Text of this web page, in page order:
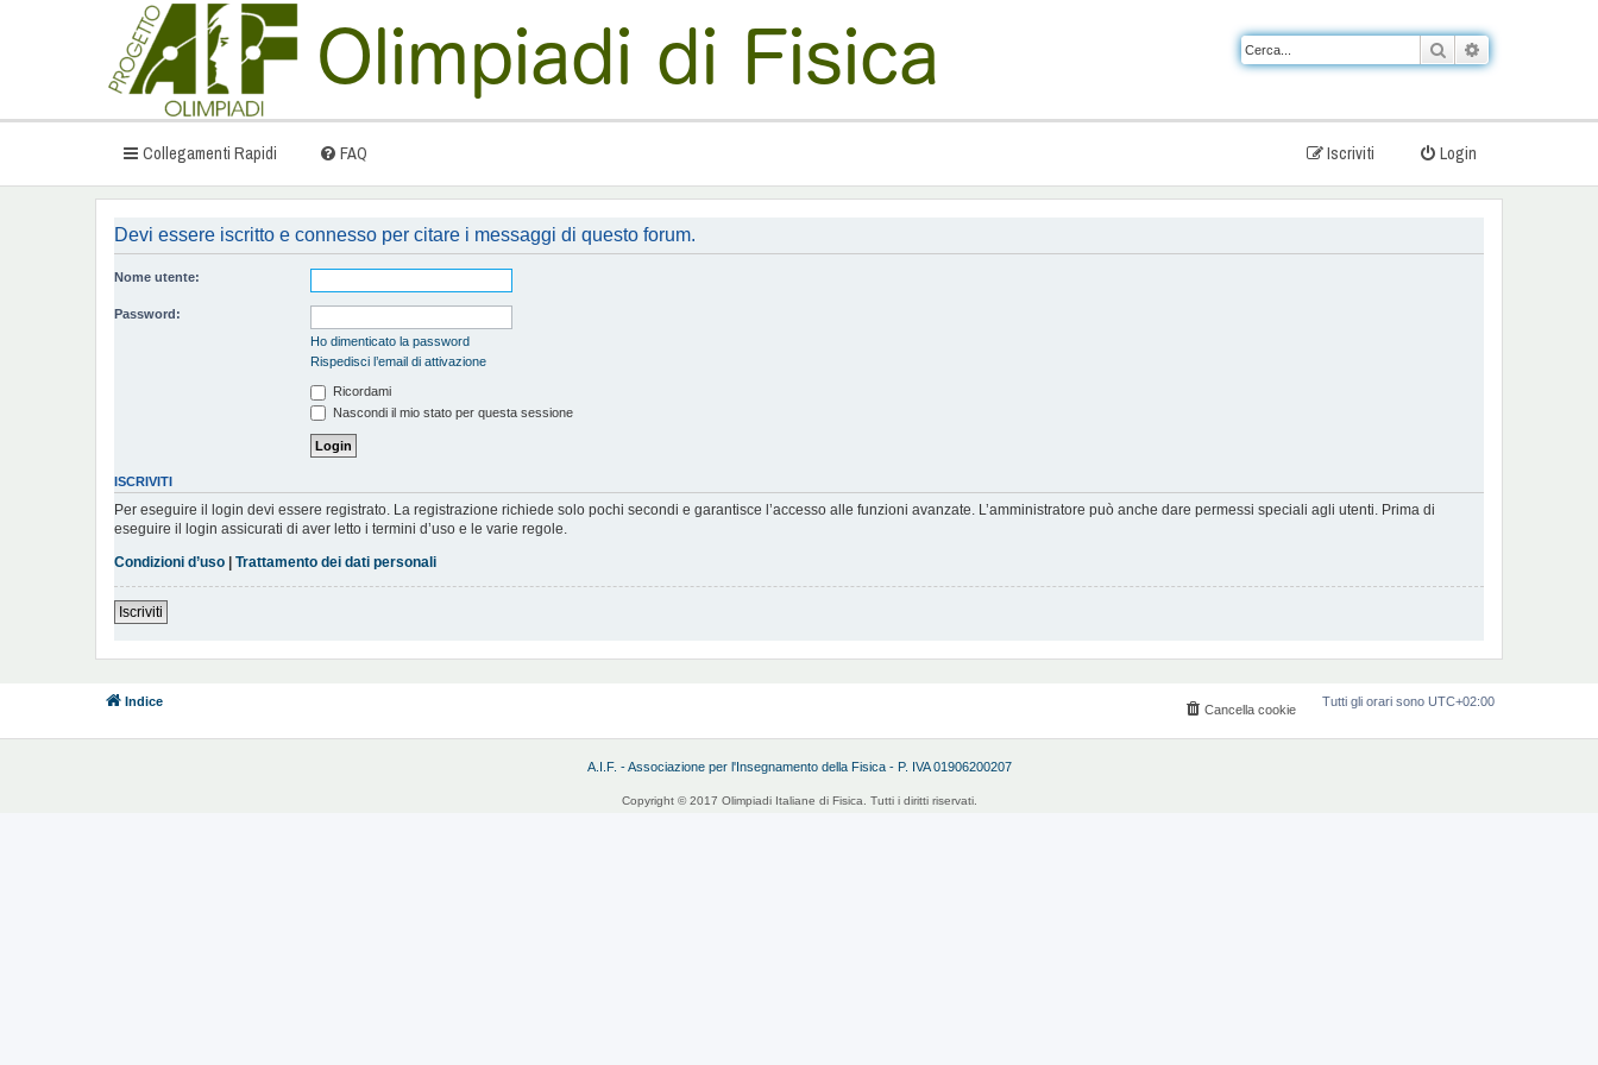
Cerca
Collegamenti Rapidi FAQ Login
Iscriviti
Devi essere iscritto e connesso per citare i messaggi di questo forum.
Nome utente:
Password:
Ho dimenticato la password
Rispedisci l’email di attivazione
Ricordami
Nascondi il mio stato per questa sessione
ISCRIVITI
Per eseguire il login devi essere registrato. La registrazione richiede solo pochi secondi e garantisce l’accesso alle funzioni avanzate. L’amministratore può anche dare permessi speciali agli utenti. Prima di
eseguire il login assicurati di aver letto i termini d’uso e le varie regole.
Condizioni d’uso | Trattamento dei dati personali
Iscriviti
Indice Tutti gli orari sono UTC+02:00
Cancella cookie
A.I.F. - Associazione per l'Insegnamento della Fisica - P. IVA 01906200207
Copyright © 2017 Olimpiadi Italiane di Fisica. Tutti i diritti riservati.